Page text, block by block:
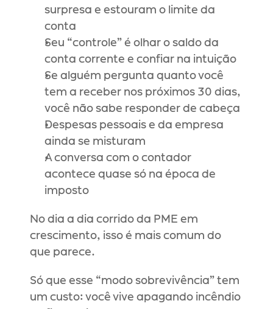
surpresa e estouram o limite da
conta
Seu “controle” é olhar o saldo da
conta corrente e confiar na intuição
Se alguém pergunta quanto você
tem a receber nos próximos 30 dias,
você não sabe responder de cabeça
Despesas pessoais e da empresa
ainda se misturam
A conversa com o contador
acontece quase só na época de
imposto
No dia a dia corrido da PME em
crescimento, isso é mais comum do
que parece.
Só que esse “modo sobrevivência” tem
um custo: você vive apagando incêndio